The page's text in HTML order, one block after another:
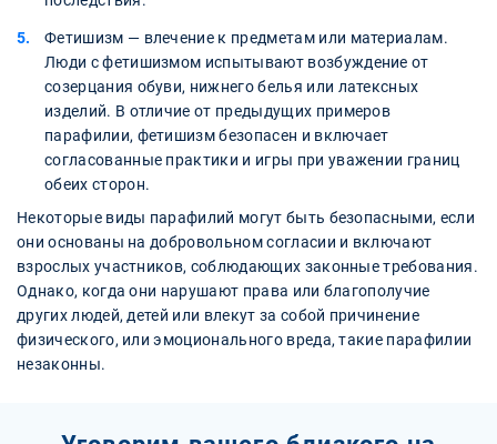
Фетишизм — влечение к предметам или материалам.
Люди с фетишизмом испытывают возбуждение от
созерцания обуви, нижнего белья или латексных
изделий. В отличие от предыдущих примеров
парафилии, фетишизм безопасен и включает
согласованные практики и игры при уважении границ
обеих сторон.
Некоторые виды парафилий могут быть безопасными, если
они основаны на добровольном согласии и включают
взрослых участников, соблюдающих законные требования.
Однако, когда они нарушают права или благополучие
других людей, детей или влекут за собой причинение
физического, или эмоционального вреда, такие парафилии
незаконны.